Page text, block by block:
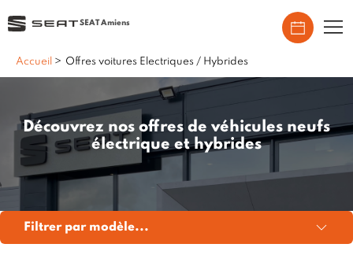
SEAT Amiens
Accueil > Offres voitures Electriques / Hybrides
Découvrez nos offres de véhicules neufs
électrique et hybrides
Filtrer par modèle...